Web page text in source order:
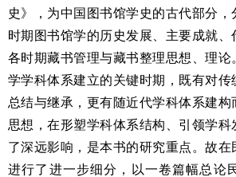
史》，为中国图书馆学史的古代部分，
时期图书馆学的历史发展、主要成就、
各时期藏书管理与藏书整理思想、理论
学学科体系建立的关键时期，既有对传
总结与继承，更有随近代学科体系建
思想，在形塑学科体系结构、引领学科
了深远影响，是本书的研究重点。故在
进行了进一步细分，以一卷篇幅总论